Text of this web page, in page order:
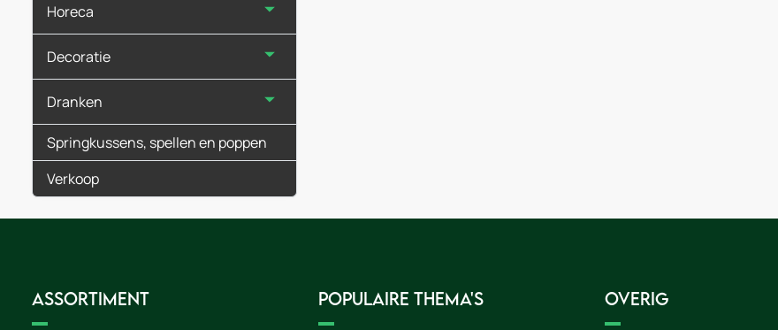
Horeca
Decoratie
Dranken
Springkussens, spellen en poppen
Verkoop
Assortiment Populaire thema's Overig